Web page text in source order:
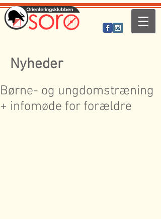
Nyheder
Børne- og ungdomstræning
+ infomøde for forældre